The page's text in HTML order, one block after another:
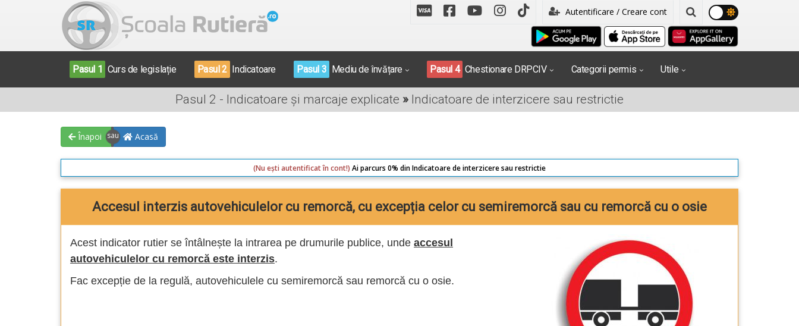
Autentificare / Creare cont
Pasul 1 Curs de legislație Pasul 2 Indicatoare Pasul 3 Mediu de învățare Pasul 4 Chestionare DRPCIV Categorii permis Utile
Pasul 2 - Indicatoare și marcaje explicate » Indicatoare de interzicere sau restrictie
Înapoi Acasă
(Nu ești autentificat în cont!) Ai parcurs 0% din Indicatoare de interzicere sau restrictie
Accesul interzis autovehiculelor cu remorcă, cu excepția celor cu semiremorcă sau cu remorcă cu o osie
Acest indicator rutier se întâlnește la intrarea pe drumurile publice, unde accesul
autovehiculelor cu remorcă este interzis.
Fac excepție de la regulă, autovehiculele cu semiremorcă sau remorcă cu o osie.